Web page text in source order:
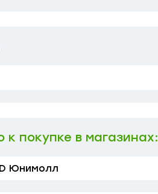
к покупке в магазинах:
Юнимолл